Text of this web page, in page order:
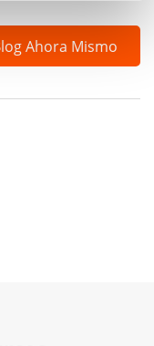
Ahora Mismo